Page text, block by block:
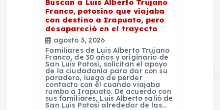
Buscan a Luis Alberto Trujano
Franco, potosino que viajaba
con destino a Irapuato, pero
desapareció en el trayecto
agosto 3, 2026
Familiares de Luis Alberto Trujano
Franco, de 30 años y originario de
San Luis Potosí, solicitan el apoyo
de la ciudadanía para dar con su
paradero, luego de perder
contacto con él cuando viajaba
rumbo a Irapuato. De acuerdo con
sus familiares, Luis Alberto salió de
San Luis Potosí alrededor de las…